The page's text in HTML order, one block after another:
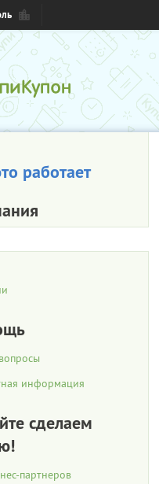
работает
информация
сделаем
партнеров